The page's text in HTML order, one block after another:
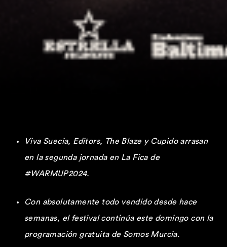
Viva Suecia, Editors, The Blaze y Cupido arrasan
en la segunda jornada en La Fica de
#WARMUP2024.
Con absolutamente todo vendido desde hace
semanas, el festival continúa este domingo con la
programación gratuita de Somos Murcia.